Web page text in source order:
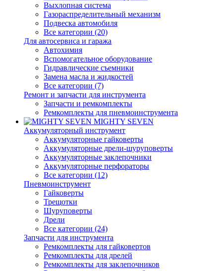
Выхлопная система
Газораспределительный механизм
Подвеска автомобиля
Все категории (20)
Для автосервиса и гаража
Автохимия
Вспомогательное оборудование
Гидравлические съемники
Замена масла и жидкостей
Все категории (7)
Ремонт и запчасти для инструмента
Запчасти и ремкомплекты
Ремкомплекты для пневмоинструмента
MIGHTY SEVEN
Аккумуляторный инструмент
Аккумуляторные гайковерты
Аккумуляторные дрели-шуруповерты
Аккумуляторные заклепочники
Аккумуляторные перфораторы
Все категории (12)
Пневмоинструмент
Гайковерты
Трещотки
Шуруповерты
Дрели
Все категории (24)
Запчасти для инструмента
Ремкомплекты для гайковертов
Ремкомплекты для дрелей
Ремкомплекты для заклепочников